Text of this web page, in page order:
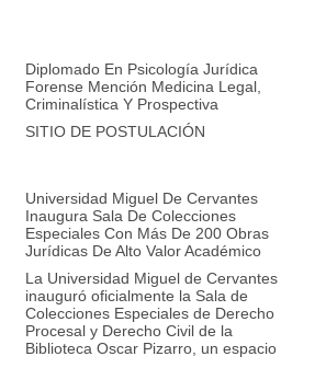
Diplomado En Psicología Jurídica
Forense Mención Medicina Legal,
Criminalística Y Prospectiva
SITIO DE POSTULACIÓN
Universidad Miguel De Cervantes
Inaugura Sala De Colecciones
Especiales Con Más De 200 Obras
Jurídicas De Alto Valor Académico
La Universidad Miguel de Cervantes
inauguró oficialmente la Sala de
Colecciones Especiales de Derecho
Procesal y Derecho Civil de la
Biblioteca Oscar Pizarro, un espacio